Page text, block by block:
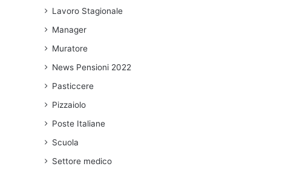
Lavoro Stagionale
Manager
Muratore
News Pensioni 2022
Pasticcere
Pizzaiolo
Poste Italiane
Scuola
Settore medico